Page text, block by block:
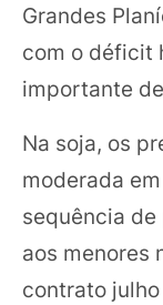
Grandes
com o déficit
importante
Na soja, os
moderada
sequência
aos menores
contrato